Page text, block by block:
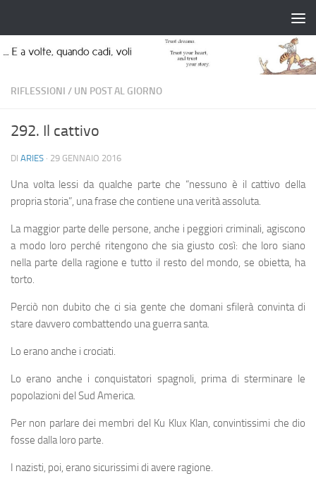
RIFLESSIONI / UN POST AL GIORNO
292. Il cattivo
DI ARIES · 29 GENNAIO 2016
Una volta lessi da qualche parte che “nessuno è il cattivo della
propria storia”, una frase che contiene una verità assoluta.
La maggior parte delle persone, anche i peggiori criminali, agiscono
a modo loro perché ritengono che sia giusto così: che loro siano
nella parte della ragione e tutto il resto del mondo, se obietta, ha
torto.
Perciò non dubito che ci sia gente che domani sfilerà convinta di
stare davvero combattendo una guerra santa.
Lo erano anche i crociati.
Lo erano anche i conquistatori spagnoli, prima di sterminare le
popolazioni del Sud America.
Per non parlare dei membri del Ku Klux Klan, convintissimi che dio
fosse dalla loro parte.
I nazisti, poi, erano sicurissimi di avere ragione.